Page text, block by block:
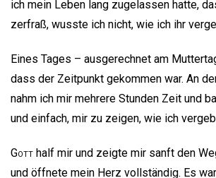
ich mein Leben lang zugelassen hatte,
zerfraß, wusste ich nicht, wie ich ihr
Eines Tages – ausgerechnet am
dass der Zeitpunkt gekommen war. An
nahm ich mir mehrere Stunden Zeit und
und einfach, mir zu zeigen, wie ich
Gott half mir und zeigte mir sanft den
und öffnete mein Herz vollständig. Es